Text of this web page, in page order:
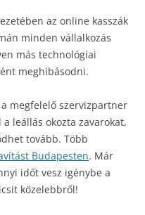
az online kasszák
minden vállalkozás
más technológiai
meghibásodni.
megfelelő szervizpartner
leállás okozta zavarokat,
tovább. Több
Budapesten. Már
időt vesz igénybe a
közelebbről!